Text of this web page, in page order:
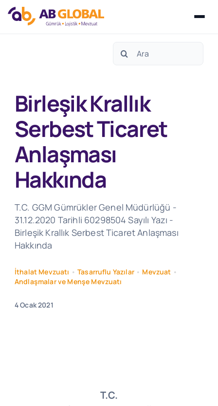
Search
Birleşik Krallık
Serbest Ticaret
Anlaşması
Hakkında
T.C. GGM Gümrükler Genel Müdürlüğü -
31.12.2020 Tarihli 60298504 Sayılı Yazı -
Birleşik Krallık Serbest Ticaret Anlaşması
Hakkında
İthalat Mevzuatı •Tasarruflu Yazılar• Mevzuat •
Andlaşmalar ve Menşe Mevzuatı
4 Ocak 2021
T.C.